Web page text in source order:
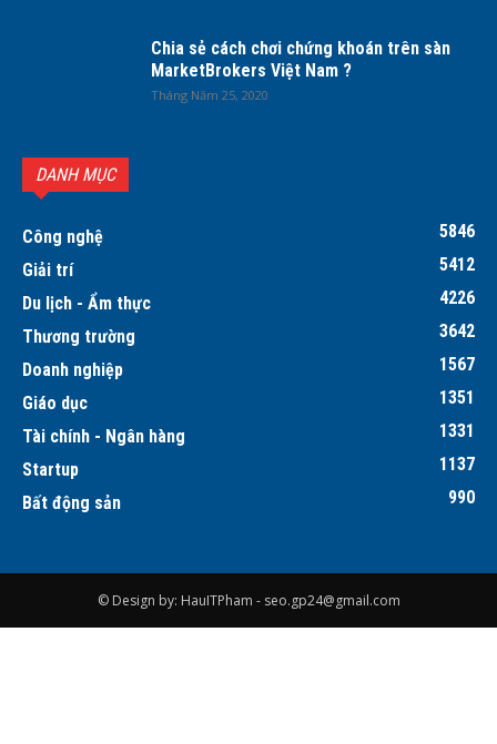
Chia sẻ cách chơi chứng khoán trên sàn
MarketBrokers Việt Nam ?
Tháng Năm 25, 2020
DANH MỤC
Công nghệ
5846
Giải trí
5412
Du lịch - Ẩm thực
4226
Thương trường
3642
Doanh nghiệp
1567
Giáo dục
1351
Tài chính - Ngân hàng
1331
Startup
1137
Bất động sản
990
© Design by: HauITPham - seo.gp24@gmail.com